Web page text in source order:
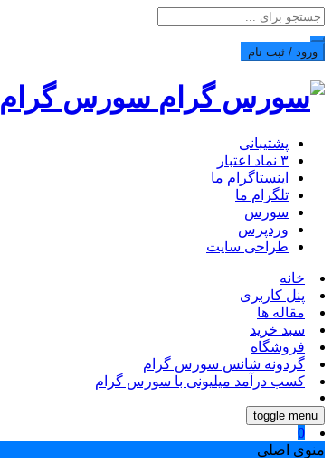
ورود / ثبت نام
سورس گرام
پشتیبانی
۳ نماد اعتبار
اینستاگرام ما
تلگرام ما
سورس
وردپرس
طراحی سایت
خانه
پنل کاربری
مقاله ها
سبد خرید
فروشگاه
گردونه شانس سورس گرام
کسب درآمد میلیونی با سورس گرام
toggle menu
0
منوی اصلی